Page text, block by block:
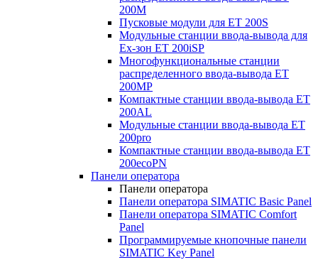
200M
Пусковые модули для ET 200S
Модульные станции ввода-вывода для
Ex-зон ET 200iSP
Многофункциональные станции
распределенного ввода-вывода ET
200MP
Компактные станции ввода-вывода ET
200AL
Модульные станции ввода-вывода ET
200pro
Компактные станции ввода-вывода ET
200ecoPN
Панели оператора
Панели оператора
Панели оператора SIMATIC Basic Panel
Панели оператора SIMATIC Comfort
Panel
Программируемые кнопочные панели
SIMATIC Key Panel